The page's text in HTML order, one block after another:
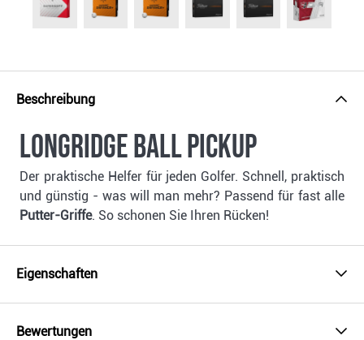
Beschreibung
Longridge Ball Pickup
Der praktische Helfer für jeden Golfer. Schnell, praktisch
und günstig - was will man mehr? Passend für fast alle
Putter-Griffe. So schonen Sie Ihren Rücken!
Eigenschaften
Bewertungen